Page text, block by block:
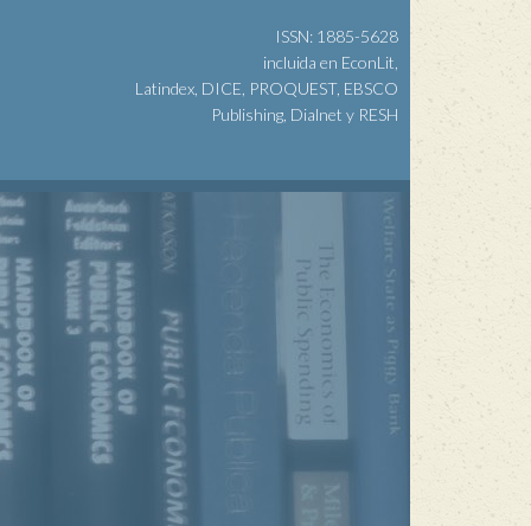
ISSN: 1885-5628
incluida en EconLit,
Latindex, DICE, PROQUEST, EBSCO
Publishing, Dialnet y RESH